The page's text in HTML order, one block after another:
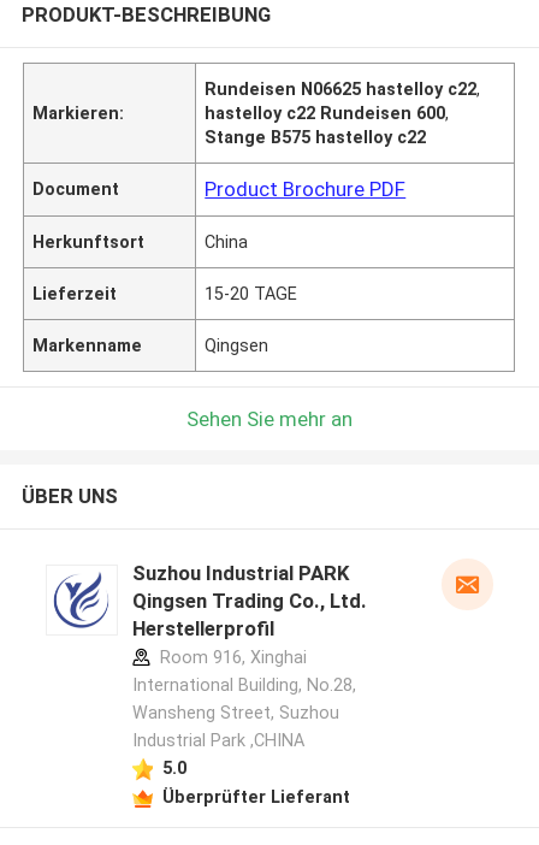
PRODUKT-BESCHREIBUNG
Markieren:
Rundeisen N06625 hastelloy c22,
hastelloy c22 Rundeisen 600,
Stange B575 hastelloy c22
Document Product Brochure PDF
Herkunftsort China
Lieferzeit 15-20 TAGE
Markenname Qingsen
Sehen Sie mehr an
ÜBER UNS
Suzhou Industrial PARK
Qingsen Trading Co., Ltd.
Herstellerprofil
Room 916, Xinghai
International Building, No.28,
Wansheng Street, Suzhou
Industrial Park ,CHINA
5.0
Überprüfter Lieferant